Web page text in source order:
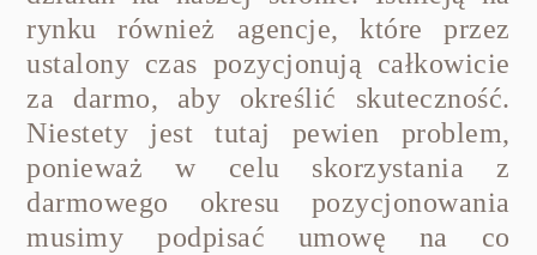
rynku również agencje, które przez
ustalony czas pozycjonują całkowicie
za darmo, aby określić skuteczność.
Niestety jest tutaj pewien problem,
ponieważ w celu skorzystania z
darmowego okresu pozycjonowania
musimy podpisać umowę na co